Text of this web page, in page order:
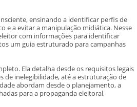
ensinando a identificar perfis de
e a evitar a manipulação midiática. Nesse
com informações para identificar
um guia estruturado para campanhas
Ela detalha desde os requisitos legais
de inelegibilidade, até a estruturação de
abordam desde o planejamento, a
para a propaganda eleitoral,